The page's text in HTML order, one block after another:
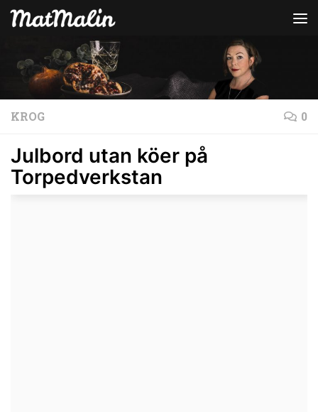
Hoppa till innehåll
KROG 0
Julbord utan köer på
Torpedverkstan